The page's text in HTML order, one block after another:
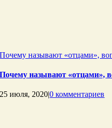
Почему называют «отцами»,
Почему называют «отцами»,
25 июля, 2020|0 комментариев